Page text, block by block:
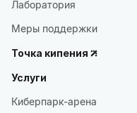
Лаборатория
Меры поддержки
Точка кипения
Услуги
Киберпарк-арена